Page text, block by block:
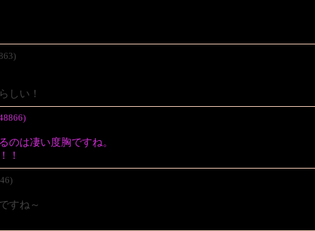
しい！
のは凄い度胸ですね。
！
すね～